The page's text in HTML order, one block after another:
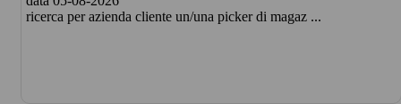
ricerca per azienda cliente un/una picker di magaz ...